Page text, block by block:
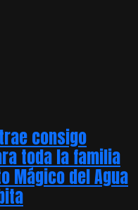
consigo
toda la familia
Mágico del Agua